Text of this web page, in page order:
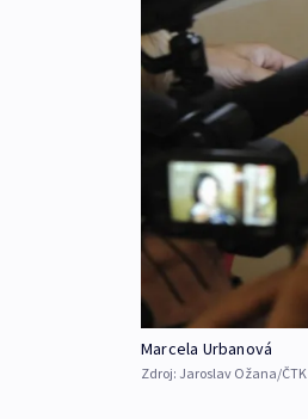
Marcela Urbanová
Zdroj: Jaroslav Ožana/ČTK